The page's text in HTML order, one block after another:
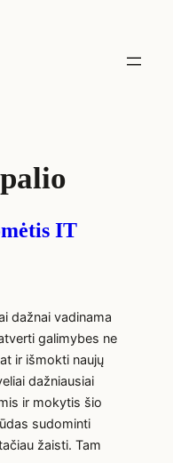
IT
dažnai vadinama
galimybes ne
ir išmokti naujų
dažniausiai
ir mokytis šio
sudominti
žaisti. Tam